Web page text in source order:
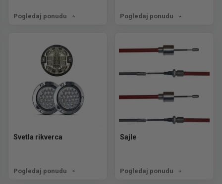
Pogledaj ponudu Pogledaj ponudu
Svetla rikverca
Pogledaj ponudu
Sajle
Pogledaj ponudu